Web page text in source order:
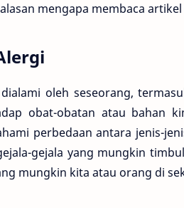
mengapa membaca
oleh seseorang,
obat-obatan atau bahan
perbedaan antara jenis-
gejala yang mungkin
mungkin kita atau orang di